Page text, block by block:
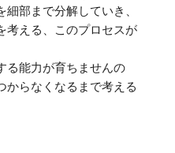
部まで分解していき、
考える、このプロセスが
る能力が育ちませんの
からなくなるまで考える